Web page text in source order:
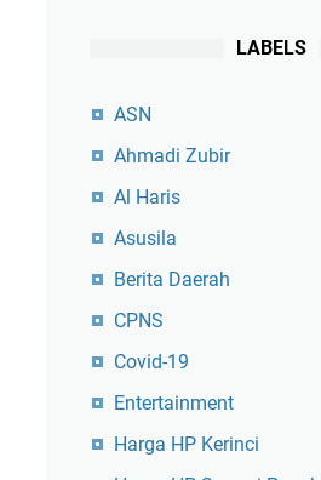
LABELS
ASN
Ahmadi Zubir
Al Haris
Asusila
Berita Daerah
CPNS
Covid-19
Entertainment
Harga HP Kerinci